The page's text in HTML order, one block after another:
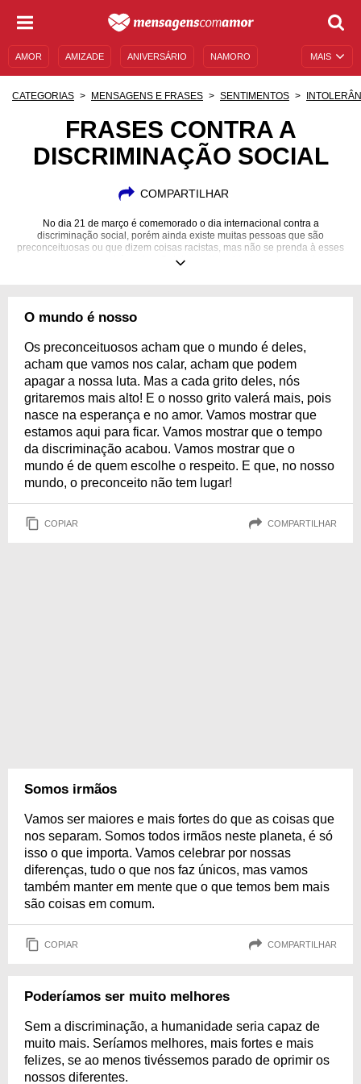
MAIS
AMOR AMIZADE ANIVERSÁRIO NAMORO
MENSAGENS E FRASES MENSAGENS DE ANIVERSÁRIO
CATEGORIAS MENSAGENS E FRASES SENTIMENTOS
FRASES CONTRA A
DISCRIMINAÇÃO SOCIAL
COMPARTILHAR
No dia 21 de março é comemorado o dia internacional contra a
discriminação social, porém ainda existe muitas pessoas que são
preconceituosas ou que dizem coisas racistas, mas não se prenda à esses
preconceitos retrógrados. Celebre a diversidade aceitando-a!
O mundo é nosso
Os preconceituosos acham que o mundo é deles,
acham que vamos nos calar, acham que podem
apagar a nossa luta. Mas a cada grito deles, nós
gritaremos mais alto! E o nosso grito valerá mais, pois
nasce na esperança e no amor. Vamos mostrar que
estamos aqui para ficar. Vamos mostrar que o tempo
da discriminação acabou. Vamos mostrar que o
mundo é de quem escolhe o respeito. E que, no nosso
mundo, o preconceito não tem lugar!
COPIAR COMPARTILHAR
Somos irmãos
Vamos ser maiores e mais fortes do que as coisas que
nos separam. Somos todos irmãos neste planeta, é só
isso o que importa. Vamos celebrar por nossas
diferenças, tudo o que nos faz únicos, mas vamos
também manter em mente que o que temos bem mais
são coisas em comum.
COPIAR COMPARTILHAR
Poderíamos ser muito melhores
Sem a discriminação, a humanidade seria capaz de
muito mais. Seríamos melhores, mais fortes e mais
felizes, se ao menos tivéssemos parado de oprimir os
nossos diferentes.